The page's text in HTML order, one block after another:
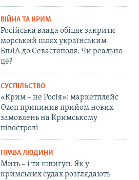
ВІЙНА ТА КРИМ
Російська влада обіцяє закрити
морський шлях українським
БпЛА до Севастополя. Чи реально
це?
СУСПІЛЬСТВО
«Крим – не Росія»: маркетплейс
Ozon припинив прийом нових
замовлень на Кримському
півострові
ПРАВА ЛЮДИНИ
Мить – і ти шпигун. Як у
кримських судах розглядають